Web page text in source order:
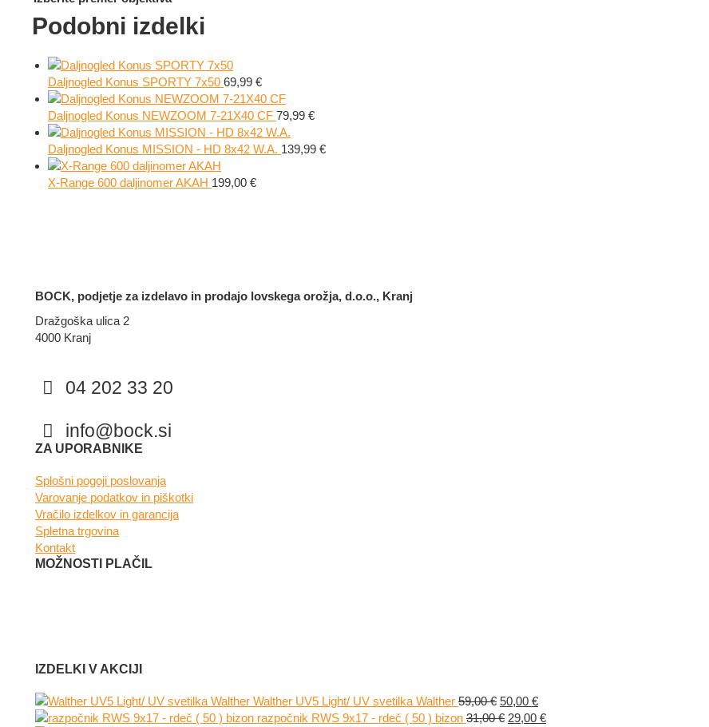
Podobni izdelki
Daljnogled Konus SPORTY 7x50 69,99 €
Daljnogled Konus NEWZOOM 7-21X40 CF 79,99 €
Daljnogled Konus MISSION - HD 8x42 W.A. 139,99 €
X-Range 600 daljinomer AKAH 199,00 €
BOCK, podjetje za izdelavo in prodajo lovskega orožja, d.o.o., Kranj
Dražgoška ulica 2
4000 Kranj
04 202 33 20
info@bock.si
Facebook
Instagram
ZA UPORABNIKE
Splošni pogoji poslovanja
Varovanje podatkov in piškotki
Vračilo izdelkov in garancija
Spletna trgovina
Kontakt
MOŽNOSTI PLAČIL
IZDELKI V AKCIJI
Walther UV5 Light/ UV svetilka Walther 59,00€ Izvirna
cena
50,00 €Trenutna
cena
razpočnik RWS 9x17 - rdeč ( 50 ) bizon 31,00€ Izvirna
29,00 €Trenutna